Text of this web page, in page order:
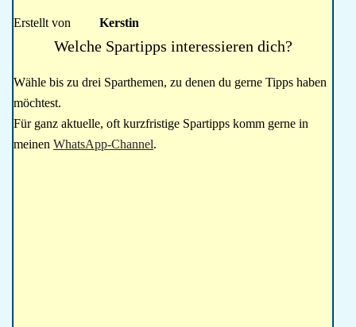
Erstellt von Kerstin
Welche Spartipps interessieren dich?
Wähle bis zu drei Sparthemen, zu denen du gerne Tipps haben
möchtest.
Für ganz aktuelle, oft kurzfristige Spartipps komm gerne in
meinen WhatsApp-Channel.